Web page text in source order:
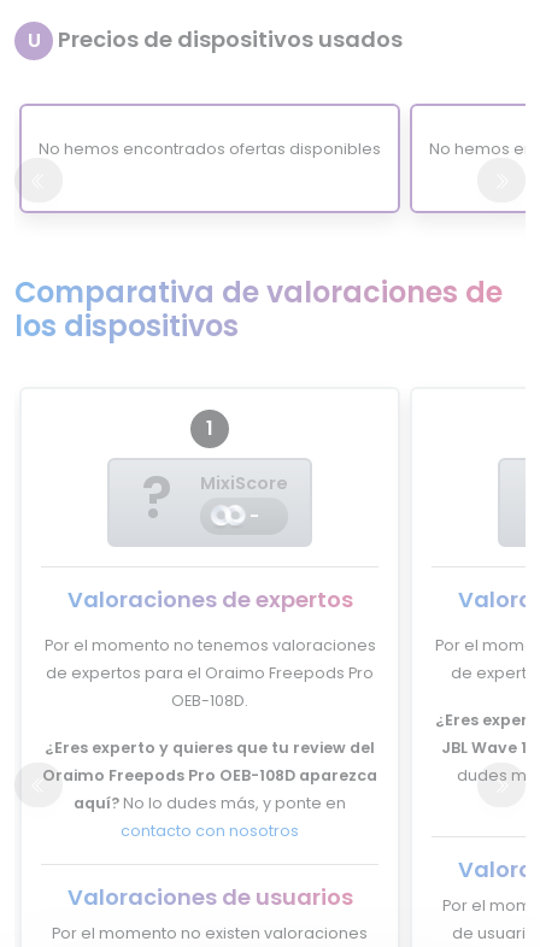
U Precios de dispositivos usados
No hemos encontrados ofertas disponibles No hemos
Comparativa de valoraciones de
los dispositivos
1
?
MixiScore
-
Valoraciones de expertos
Por el momento no tenemos valoraciones
de expertos para el Oraimo Freepods Pro
OEB-108D.
¿Eres experto y quieres que tu review del
Oraimo Freepods Pro OEB-108D aparezca
aquí? No lo dudes más, y ponte en
contacto con nosotros
Valoraciones de usuarios
Por el momento no existen valoraciones
Por el
de
¿Eres
JBL Wave
dudes
Por el
de